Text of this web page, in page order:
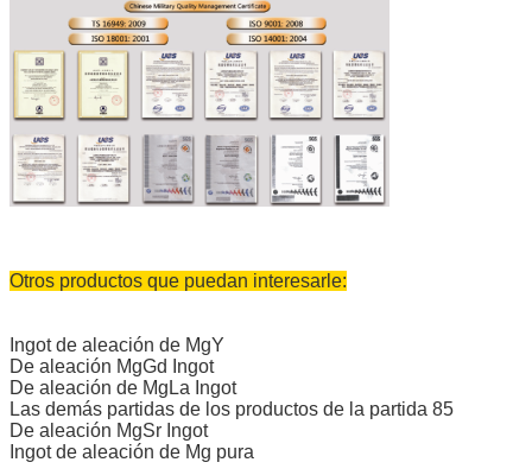
Otros productos que puedan interesarle:
Ingot de aleación de MgY
De aleación MgGd Ingot
De aleación de MgLa Ingot
Las demás partidas de los productos de la partida 85
De aleación MgSr Ingot
Ingot de aleación de Mg pura